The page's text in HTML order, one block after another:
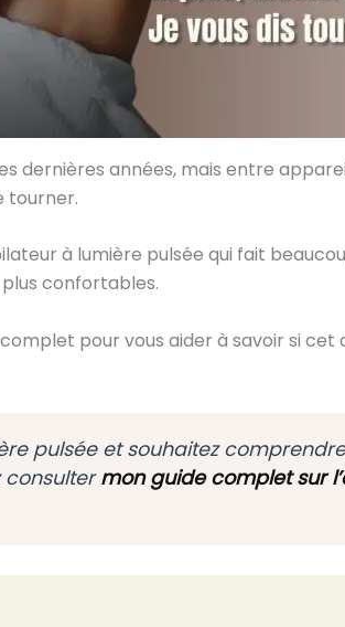
dernières années, mais entre
tourner.
à lumière pulsée qui fait
confortables.
pour vous aider à savoir si
pulsée et souhaitez
consultermon guide complet sur